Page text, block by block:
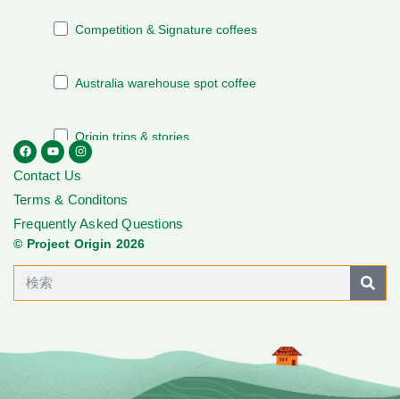
Contact Us
Terms & Conditons
Frequently Asked Questions
© Project Origin 2026